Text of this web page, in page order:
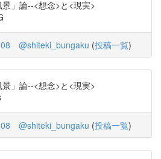
」論--<想念>と<現実>
@shiteki_bungaku (投稿一覧)
」論--<想念>と<現実>
@shiteki_bungaku (投稿一覧)